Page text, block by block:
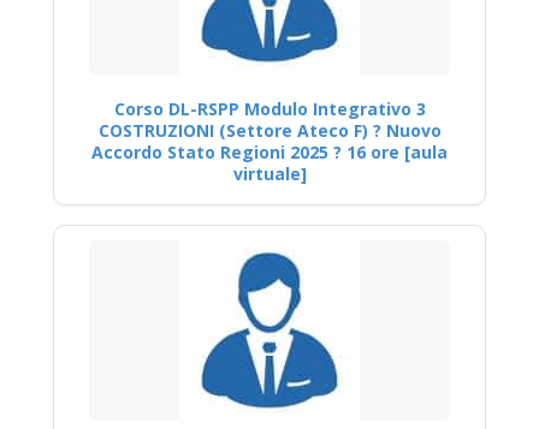
Corso DL-RSPP Modulo Integrativo 3
COSTRUZIONI (Settore Ateco F) ? Nuovo
Accordo Stato Regioni 2025 ? 16 ore [aula
virtuale]